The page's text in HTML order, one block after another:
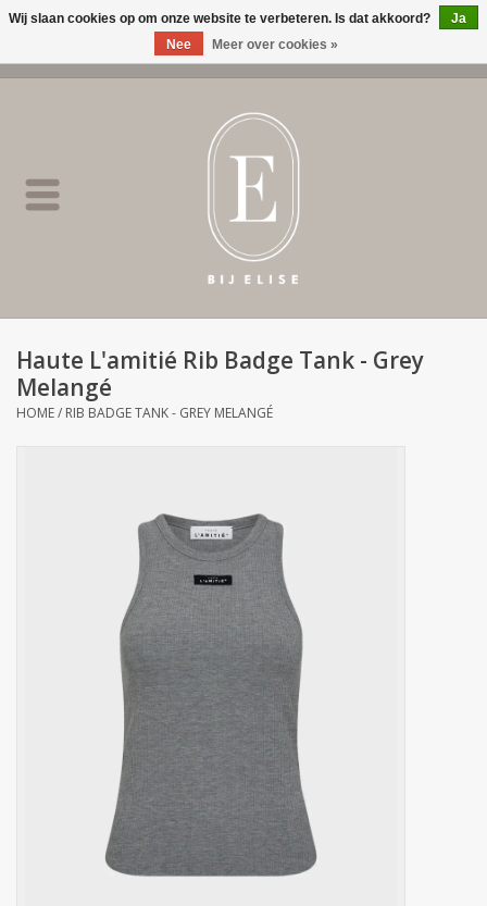
BIJ ELISE
SALE
Merken
Haute L'amitié Rib Badge Tank - Grey
Melangé
HOME/ RIB BADGE TANK - GREY MELANGÉ
Wij slaan cookies op om onze website te verbeteren. Is dat akkoord?
Ja
Nee
Meer over cookies »